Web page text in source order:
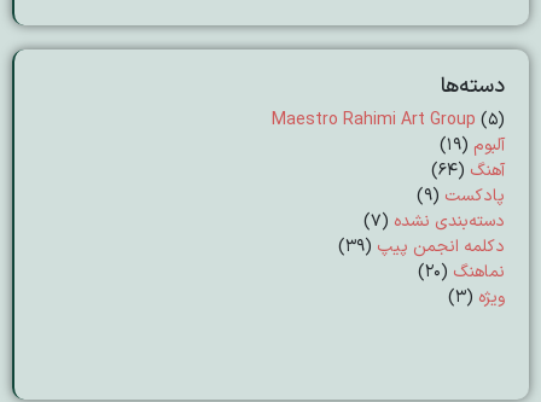
دسته‌ها
Maestro Rahimi Art Group (5)
آلبوم (19)
آهنگ (64)
پادکست (9)
دسته‌بندی نشده (7)
دکلمه انجمن پیپ (39)
نماهنگ (20)
ویژه (3)